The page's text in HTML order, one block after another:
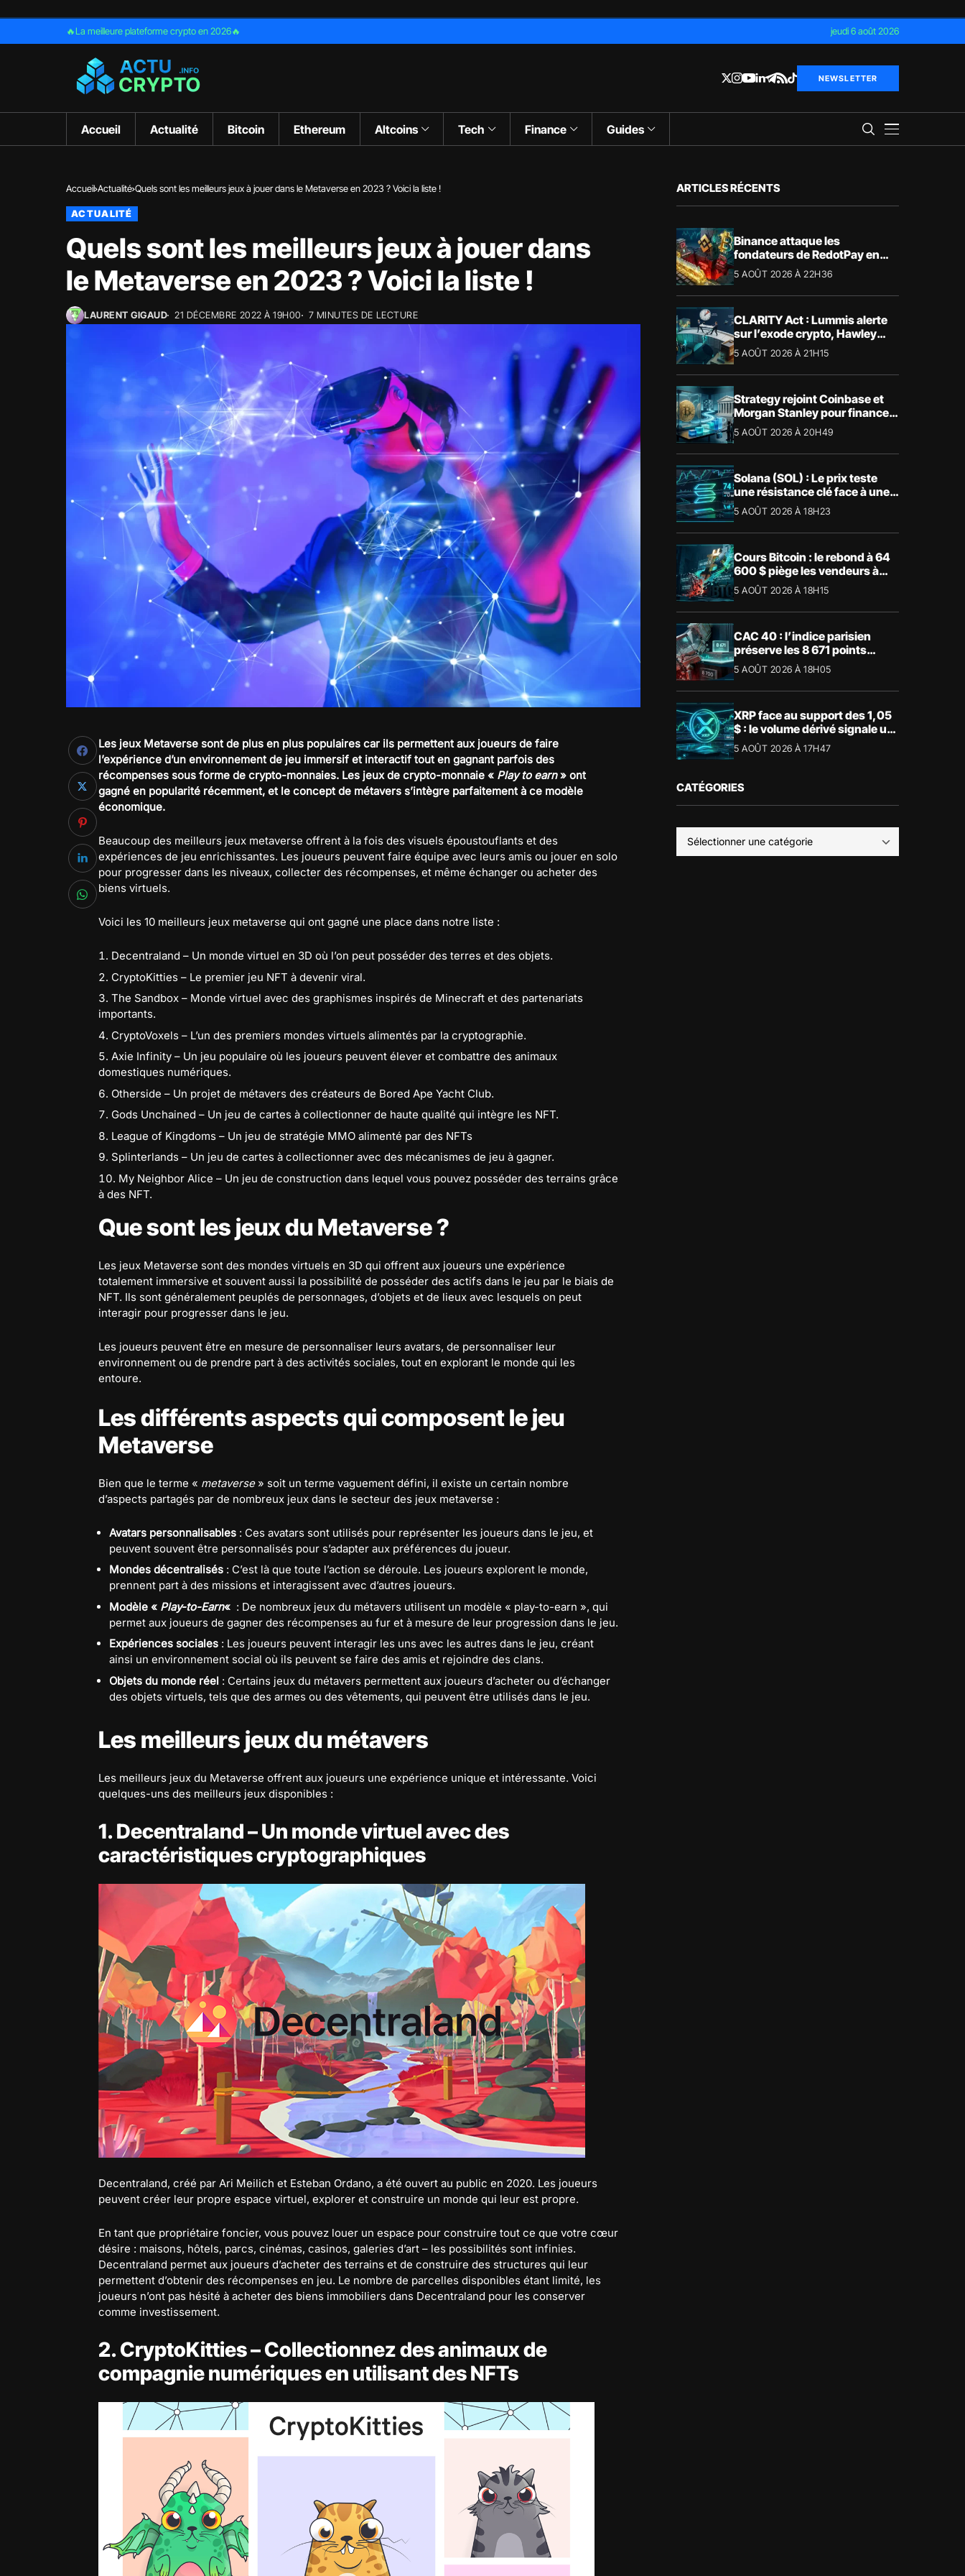
🔥La meilleure plateforme crypto en 2026🔥 jeudi 6 août 2026
NEWSLETTER
Accueil Actualité Bitcoin Ethereum Altcoins Tech Finance Guides
Accueil Actualité Quels sont les meilleurs jeux à jouer dans le Metaverse en 2023 ? Voici la liste !
ACTUALITÉ
Quels sont les meilleurs jeux à jouer dans
le Metaverse en 2023 ? Voici la liste !
LAURENT GIGAUD 21 DÉCEMBRE 2022 À 19H00 7 MINUTES DE LECTURE
Les jeux Metaverse sont de plus en plus populaires car ils permettent aux joueurs de faire
l’expérience d’un environnement de jeu immersif et interactif tout en gagnant parfois des
récompenses sous forme de crypto-monnaies. Les jeux de crypto-monnaie « Play to earn» ont
gagné en popularité récemment, et le concept de métavers s’intègre parfaitement à ce modèle
économique.
Beaucoup des meilleurs jeux metaverse offrent à la fois des visuels époustouflants et des
expériences de jeu enrichissantes. Les joueurs peuvent faire équipe avec leurs amis ou jouer en solo
pour progresser dans les niveaux, collecter des récompenses, et même échanger ou acheter des
biens virtuels.
Voici les 10 meilleurs jeux metaverse qui ont gagné une place dans notre liste :
Decentraland – Un monde virtuel en 3D où l’on peut posséder des terres et des objets.
CryptoKitties – Le premier jeu NFT à devenir viral.
The Sandbox – Monde virtuel avec des graphismes inspirés de Minecraft et des partenariats
importants.
CryptoVoxels – L’un des premiers mondes virtuels alimentés par la cryptographie.
Axie Infinity – Un jeu populaire où les joueurs peuvent élever et combattre des animaux
domestiques numériques.
Otherside – Un projet de métavers des créateurs de Bored Ape Yacht Club.
Gods Unchained – Un jeu de cartes à collectionner de haute qualité qui intègre les NFT.
League of Kingdoms – Un jeu de stratégie MMO alimenté par des NFTs
Splinterlands – Un jeu de cartes à collectionner avec des mécanismes de jeu à gagner.
My Neighbor Alice – Un jeu de construction dans lequel vous pouvez posséder des terrains grâce
à des NFT.
Que sont les jeux du Metaverse ?
Les jeux Metaverse sont des mondes virtuels en 3D qui offrent aux joueurs une expérience
totalement immersive et souvent aussi la possibilité de posséder des actifs dans le jeu par le biais de
NFT. Ils sont généralement peuplés de personnages, d’objets et de lieux avec lesquels on peut
interagir pour progresser dans le jeu.
Les joueurs peuvent être en mesure de personnaliser leurs avatars, de personnaliser leur
environnement ou de prendre part à des activités sociales, tout en explorant le monde qui les
entoure.
Les différents aspects qui composent le jeu
Metaverse
Bien que le terme « metaverse» soit un terme vaguement défini, il existe un certain nombre
d’aspects partagés par de nombreux jeux dans le secteur des jeux metaverse :
Avatars personnalisables : Ces avatars sont utilisés pour représenter les joueurs dans le jeu, et
peuvent souvent être personnalisés pour s’adapter aux préférences du joueur.
Mondes décentralisés : C’est là que toute l’action se déroule. Les joueurs explorent le monde,
prennent part à des missions et interagissent avec d’autres joueurs.
Modèle « Play-to-Earn« : De nombreux jeux du métavers utilisent un modèle « play-to-earn », qui
permet aux joueurs de gagner des récompenses au fur et à mesure de leur progression dans le jeu.
Expériences sociales : Les joueurs peuvent interagir les uns avec les autres dans le jeu, créant
ainsi un environnement social où ils peuvent se faire des amis et rejoindre des clans.
Objets du monde réel : Certains jeux du métavers permettent aux joueurs d’acheter ou d’échanger
des objets virtuels, tels que des armes ou des vêtements, qui peuvent être utilisés dans le jeu.
Les meilleurs jeux du métavers
Les meilleurs jeux du Metaverse offrent aux joueurs une expérience unique et intéressante. Voici
quelques-uns des meilleurs jeux disponibles :
1. Decentraland – Un monde virtuel avec des
caractéristiques cryptographiques
Decentraland, créé par Ari Meilich et Esteban Ordano, a été ouvert au public en 2020. Les joueurs
peuvent créer leur propre espace virtuel, explorer et construire un monde qui leur est propre.
En tant que propriétaire foncier, vous pouvez louer un espace pour construire tout ce que votre cœur
désire : maisons, hôtels, parcs, cinémas, casinos, galeries d’art – les possibilités sont infinies.
Decentraland permet aux joueurs d’acheter des terrains et de construire des structures qui leur
permettent d’obtenir des récompenses en jeu. Le nombre de parcelles disponibles étant limité, les
joueurs n’ont pas hésité à acheter des biens immobiliers dans Decentraland pour les conserver
comme investissement.
2. CryptoKitties – Collectionnez des animaux de
compagnie numériques en utilisant des NFTs
ARTICLES RÉCENTS
Binance attaque les
fondateurs de RedotPay en
justice pour 472,8 millions de
dollars
5 AOÛT 2026 À 22H36
CLARITY Act : Lummis alerte
sur l’exode crypto, Hawley
bloque le vote
5 AOÛT 2026 À 21H15
Strategy rejoint Coinbase et
Morgan Stanley pour financer
les Trump Accounts
5 AOÛT 2026 À 20H49
Solana (SOL) : Le prix teste
une résistance clé face à une
tendance mensuelle baissière
5 AOÛT 2026 À 18H23
Cours Bitcoin : le rebond à 64
600 $ piège les vendeurs à
découvert
5 AOÛT 2026 À 18H15
CAC 40 : l’indice parisien
préserve les 8 671 points
malgré le recul du luxe
5 AOÛT 2026 À 18H05
XRP face au support des 1,05
$ : le volume dérivé signale un
risque de volatilité
5 AOÛT 2026 À 17H47
CATÉGORIES